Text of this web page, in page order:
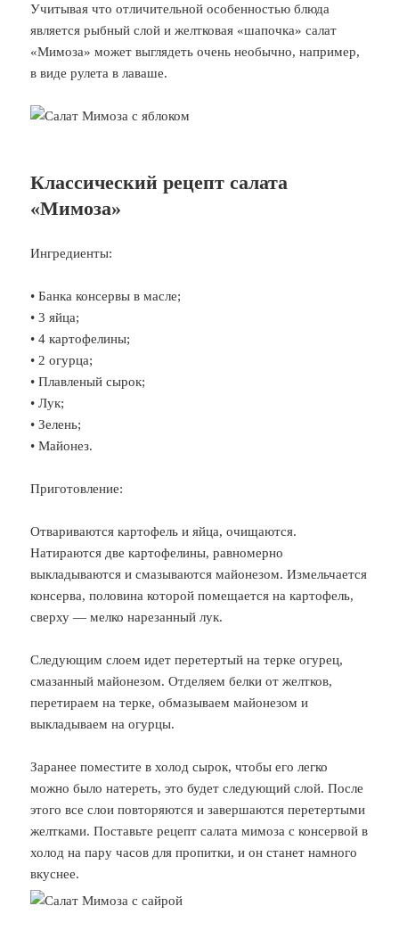
Учитывая что отличительной особенностью блюда
является рыбный слой и желтковая «шапочка» салат
«Мимоза» может выглядеть очень необычно, например,
в виде рулета в лаваше.
Классический рецепт салата
«Мимоза»
Ингредиенты:
• Банка консервы в масле;
• 3 яйца;
• 4 картофелины;
• 2 огурца;
• Плавленый сырок;
• Лук;
• Зелень;
• Майонез.
Приготовление:
Отвариваются картофель и яйца, очищаются.
Натираются две картофелины, равномерно
выкладываются и смазываются майонезом. Измельчается
консерва, половина которой помещается на картофель,
сверху — мелко нарезанный лук.
Следующим слоем идет перетертый на терке огурец,
смазанный майонезом. Отделяем белки от желтков,
перетираем на терке, обмазываем майонезом и
выкладываем на огурцы.
Заранее поместите в холод сырок, чтобы его легко
можно было натереть, это будет следующий слой. После
этого все слои повторяются и завершаются перетертыми
желтками. Поставьте рецепт салата мимоза с консервой в
холод на пару часов для пропитки, и он станет намного
вкуснее.